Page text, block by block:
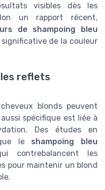
visibles dès les
un rapport récent,
de shampoing bleu
de la couleur
reflets
blonds peuvent
spécifique est liée à
Des études en
le shampoing bleu
contrebalancent les
pour maintenir un blond